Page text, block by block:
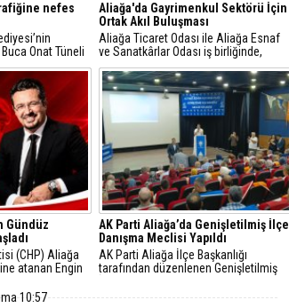
nefes
Onat Tüneli
ile Bornova
10
Aliağa'da Gayrimenkul Sektörü İçin
Ortak Akıl Buluşması
Aliağa Ticaret Odası ile Aliağa Esnaf
ve Sanatkârlar Odası iş birliğinde,
ilçede faaliyet gösteren gayrimenkul
danışmanlarıyla sektörel istişare
toplantısı gerçekleştirildi.
Gündüz
(CHP) Aliağa
atanan Engin
döneme ilişkin
AK Parti Aliağa’da Genişletilmiş İlçe
Danışma Meclisi Yapıldı
AK Parti Aliağa İlçe Başkanlığı
tarafından düzenlenen Genişletilmiş
partililerin ve teşkilat mensuplarının
10:57